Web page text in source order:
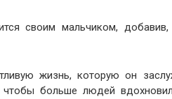
своим мальчиком, добавив,
жизнь, которую он
чтобы больше людей